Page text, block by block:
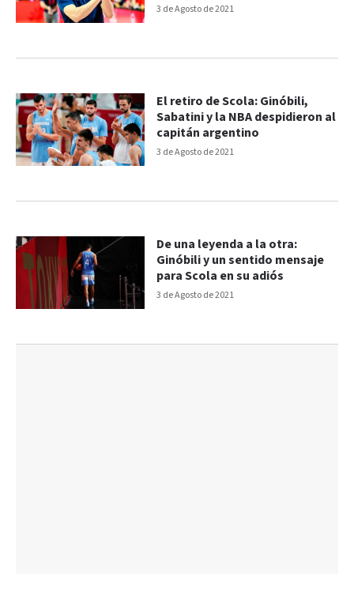
3 de Agosto de 2021
3 de Agosto de 2021
El retiro de Scola: Ginóbili,
Sabatini y la NBA despidieron al
capitán argentino
3 de Agosto de 2021
De una leyenda a la otra:
Ginóbili y un sentido mensaje
para Scola en su adiós